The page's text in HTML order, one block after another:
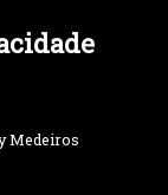
Medeiros